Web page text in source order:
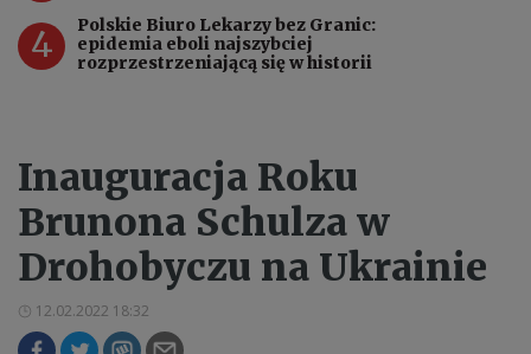
4
Polskie Biuro Lekarzy bez Granic:
epidemia eboli najszybciej
rozprzestrzeniającą się w historii
Inauguracja Roku
Brunona Schulza w
Drohobyczu na Ukrainie
12.02.2022 18:32